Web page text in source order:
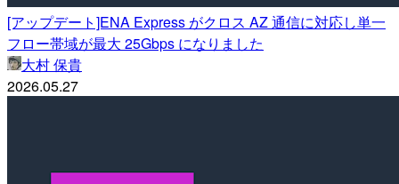
[アップデート]ENA Express がクロス AZ 通信に対応し単一
フロー帯域が最大 25Gbps になりました
大村 保貴
2026.05.27